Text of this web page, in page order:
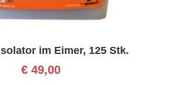
im Eimer, 125 Stk.
€ 49,00